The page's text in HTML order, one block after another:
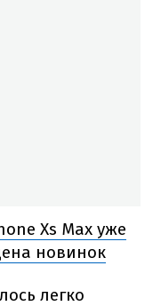
Xs Max уже
новинок
легко